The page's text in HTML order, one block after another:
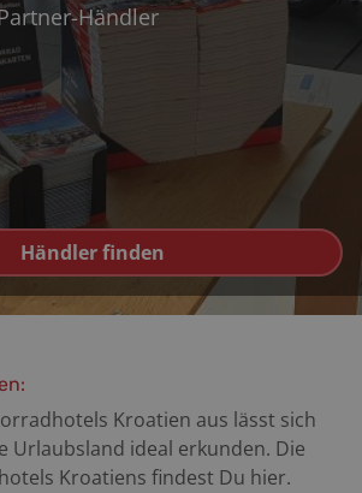
Händler
Händler finden
Kroatien aus lässt sich
Urlaubsland ideal erkunden. Die
Kroatiens findest Du hier.